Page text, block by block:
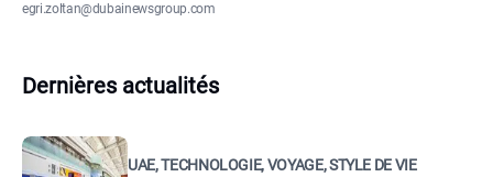
egri.zoltan@dubainewsgroup.com
Dernières actualités
UAE, TECHNOLOGIE, VOYAGE, STYLE DE VIE